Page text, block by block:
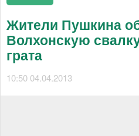
Жители Пушкина
Волхонскую
грата
10:50 04.04.2013